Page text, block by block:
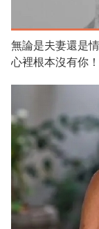
無論是夫妻還是
心裡根本沒有你！